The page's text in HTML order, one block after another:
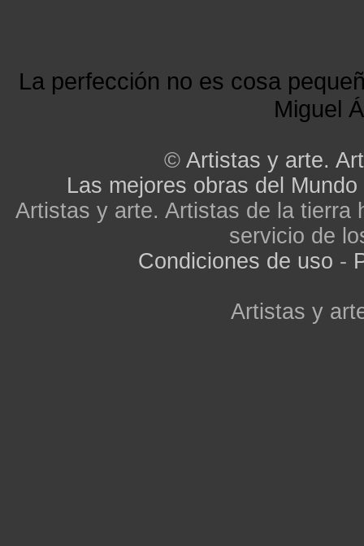
La perfección no es cosa
Miguel
© Artistas y arte.
Las mejores obras del Mundo
Artistas y arte. Artistas de la tierra
servicio de
Condiciones de uso -
Artistas y